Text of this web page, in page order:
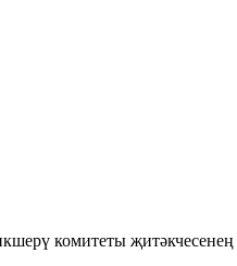
комитеты